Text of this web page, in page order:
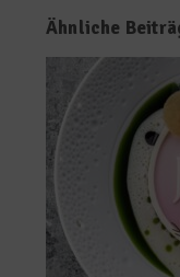
Ähnliche